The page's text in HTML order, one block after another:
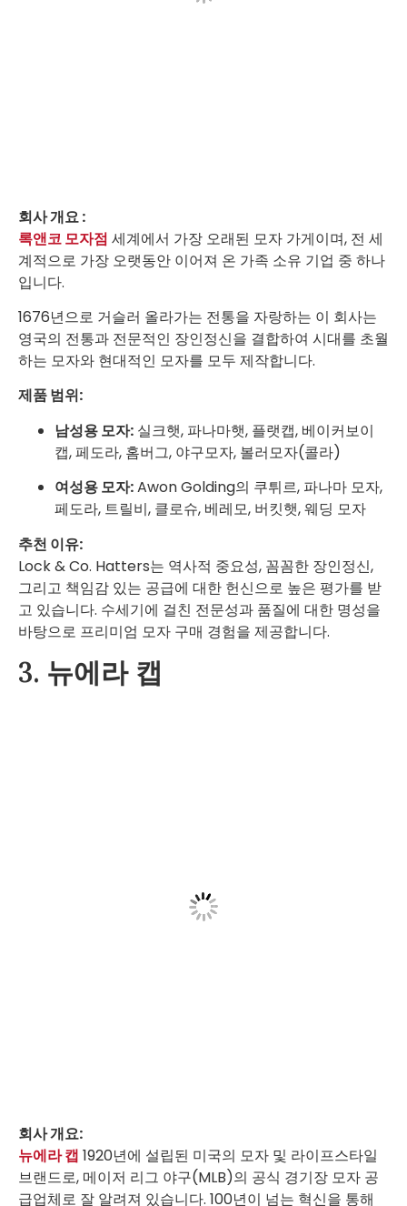
회사 개요 :
록앤코 모자점 세계에서 가장 오래된 모자 가게이며, 전 세
계적으로 가장 오랫동안 이어져 온 가족 소유 기업 중 하나
입니다.
1676년으로 거슬러 올라가는 전통을 자랑하는 이 회사는
영국의 전통과 전문적인 장인정신을 결합하여 시대를 초월
하는 모자와 현대적인 모자를 모두 제작합니다.
제품 범위:
남성용 모자: 실크햇, 파나마햇, 플랫캡, 베이커보이
캡, 페도라, 홈버그, 야구모자, 볼러모자(콜라)
여성용 모자:Awon Golding의 쿠튀르, 파나마 모자,
페도라, 트릴비, 클로슈, 베레모, 버킷햇, 웨딩 모자
추천 이유:
Lock & Co. Hatters는 역사적 중요성, 꼼꼼한 장인정신,
그리고 책임감 있는 공급에 대한 헌신으로 높은 평가를 받
고 있습니다. 수세기에 걸친 전문성과 품질에 대한 명성을
바탕으로 프리미엄 모자 구매 경험을 제공합니다.
3. 뉴에라 캡
회사 개요:
뉴에라 캡 1920년에 설립된 미국의 모자 및 라이프스타일
브랜드로, 메이저 리그 야구(MLB)의 공식 경기장 모자 공
급업체로 잘 알려져 있습니다. 100년이 넘는 혁신을 통해